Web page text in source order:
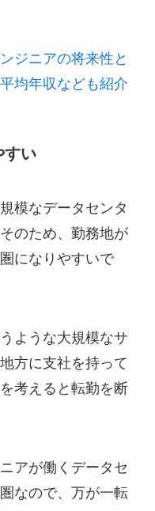
ジニアの将来性と
均年収なども紹介
すい
模なデータセンタ
のため、勤務地が
になりやすいで
ような大規模なサ
方に支社を持って
考えると転勤を断
アが働くデータセ
なので、万が一転